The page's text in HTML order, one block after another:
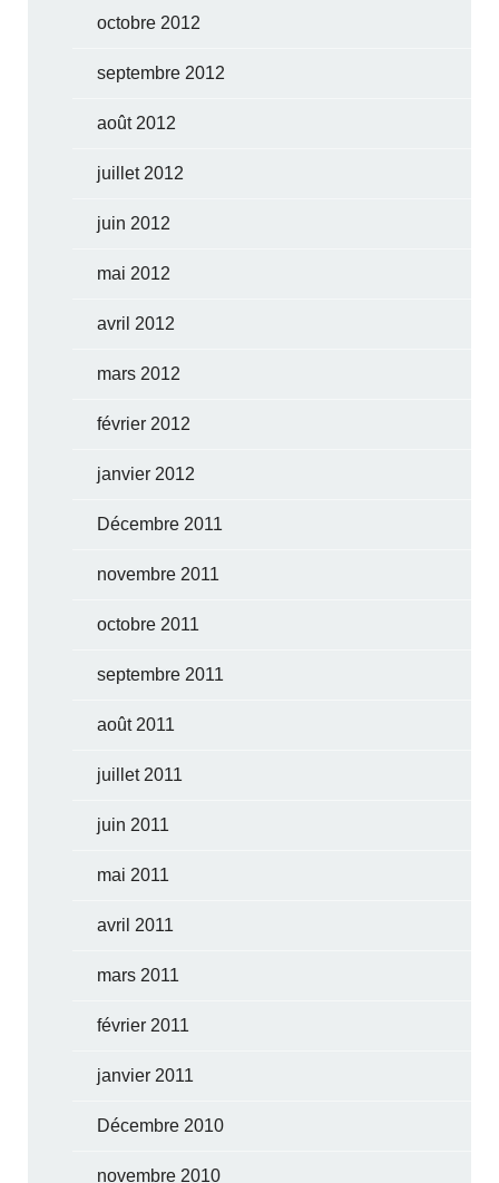
octobre 2012
septembre 2012
août 2012
juillet 2012
juin 2012
mai 2012
avril 2012
mars 2012
février 2012
janvier 2012
Décembre 2011
novembre 2011
octobre 2011
septembre 2011
août 2011
juillet 2011
juin 2011
mai 2011
avril 2011
mars 2011
février 2011
janvier 2011
Décembre 2010
novembre 2010